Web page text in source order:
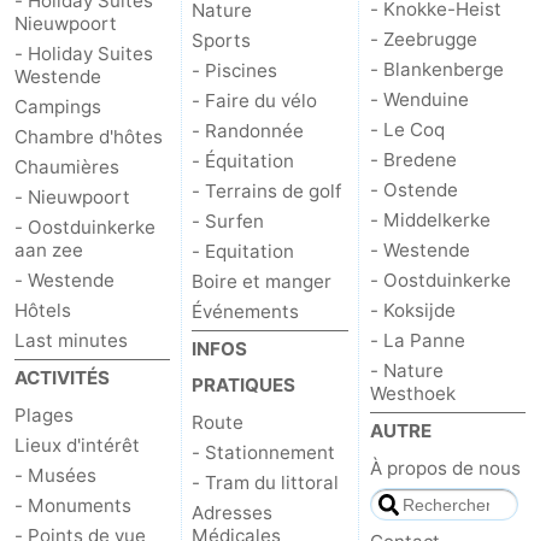
Nieuwpoort
- Holiday Suites
Westende
Campings
Chambre d'hôtes
Chaumières
- Nieuwpoort
- Oostduinkerke
aan zee
- Westende
Hôtels
Last minutes
ACTIVITÉS
Plages
Lieux d'intérêt
- Musées
- Monuments
- Points de vue
Nature
Sports
- Piscines
- Faire du vélo
- Randonnée
- Équitation
- Terrains de golf
- Surfen
- Equitation
Boire et manger
Événements
INFOS
PRATIQUES
Route
- Stationnement
- Tram du littoral
Adresses
Médicales
- Knokke-Heist
- Zeebrugge
- Blankenberge
- Wenduine
- Le Coq
- Bredene
- Ostende
- Middelkerke
- Westende
- Oostduinkerke
- Koksijde
- La Panne
- Nature
Westhoek
AUTRE
À propos de nous